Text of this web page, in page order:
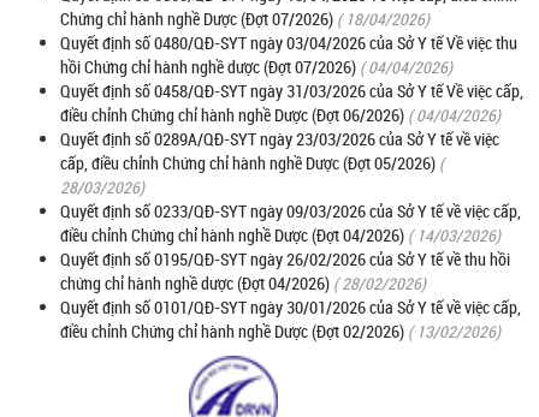
Chứng chỉ hành nghề Dược (Đợt 07/2026) ( 18/04/2026)
Quyết định số 0480/QĐ-SYT ngày 03/04/2026 của Sở Y tế Về việc thu
hồi Chứng chỉ hành nghề dược (Đợt 07/2026) ( 04/04/2026)
Quyết định số 0458/QĐ-SYT ngày 31/03/2026 của Sở Y tế Về việc cấp,
điều chỉnh Chứng chỉ hành nghề Dược (Đợt 06/2026) ( 04/04/2026)
Quyết định số 0289A/QĐ-SYT ngày 23/03/2026 của Sở Y tế về việc
cấp, điều chỉnh Chứng chỉ hành nghề Dược (Đợt 05/2026) (
28/03/2026)
Quyết định số 0233/QĐ-SYT ngày 09/03/2026 của Sở Y tế về việc cấp,
điều chỉnh Chứng chỉ hành nghề Dược (Đợt 04/2026) ( 14/03/2026)
Quyết định số 0195/QĐ-SYT ngày 26/02/2026 của Sở Y tế về thu hồi
chứng chỉ hành nghề dược (Đợt 04/2026) ( 28/02/2026)
Quyết định số 0101/QĐ-SYT ngày 30/01/2026 của Sở Y tế về việc cấp,
điều chỉnh Chứng chỉ hành nghề Dược (Đợt 02/2026) ( 13/02/2026)